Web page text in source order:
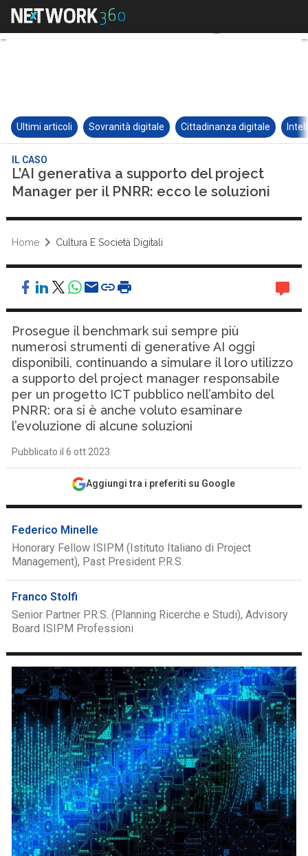
Ultimi articoli Sovranità digitale Cittadinanza digitale
IL CASO
L’AI generativa a supporto del project
Manager per il PNRR: ecco le soluzioni
Home Cultura E Società Digitali
Prosegue il benchmark sui sempre più
numerosi strumenti di generative AI oggi
disponibili, continuando a simulare il loro utilizzo
a supporto del project manager responsabile
per un progetto ICT pubblico nell’ambito del
PNRR: ora si è anche voluto esaminare
l’evoluzione di alcune soluzioni
Pubblicato il 6 ott 2023
Aggiungi tra i preferiti su Google
Federico Minelle
Honorary Fellow ISIPM (Istituto Italiano di Project
Management), Past President P.R.S.
Franco Stolfi
Senior Partner P.R.S. (Planning Ricerche e Studi), Advisory
Board ISIPM Professioni